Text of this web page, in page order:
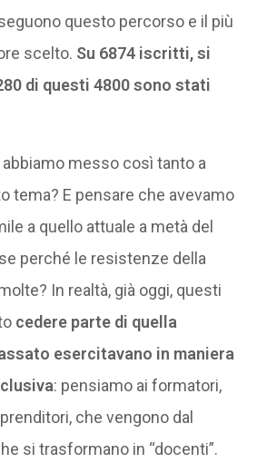
questo percorso e il più
scelto. Su 6874 iscritti, si
di questi 4800 sono stati
messo così tanto a
tema? E pensare che avevamo
a quello attuale a metà del
perché le resistenze della
In realtà, già oggi, questi
cedere parte di quella
esercitavano in maniera
: pensiamo ai formatori,
che vengono dal
si trasformano in “docenti”.